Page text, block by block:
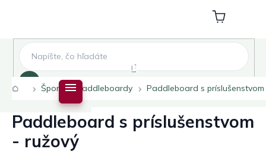
Hľadať
Nákupný
košík
Domov
Šport Paddleboardy Paddleboard s
Paddleboard s príslušenstvom
- ružový